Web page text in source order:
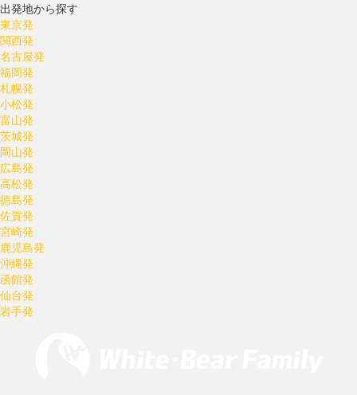
出発地から探す
東京発
関西発
名古屋発
福岡発
札幌発
小松発
富山発
茨城発
岡山発
広島発
高松発
徳島発
佐賀発
宮崎発
鹿児島発
沖縄発
函館発
仙台発
岩手発